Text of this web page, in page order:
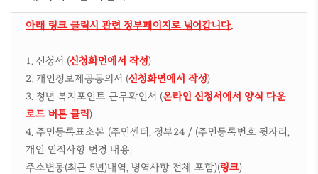
아래 링크 클릭시 관련 정부페이지로 넘어갑니다.
1. 신청서 (신청화면에서 작성)
2. 개인정보제공동의서 (신청화면에서 작성)
3. 청년 복지포인트 근무확인서 (온라인 신청서에서 양식 다운
로드 버튼 클릭)
4. 주민등록표초본 (주민센터, 정부24 / (주민등록번호 뒷자리,
개인 인적사항 변경 내용,
주소변동(최근 5년)내역, 병역사항 전체 포함)(링크)